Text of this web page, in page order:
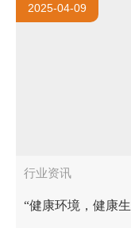
2025-04-09
行业资讯
“健康环境，健康